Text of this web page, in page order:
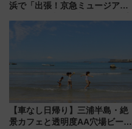
浜で「出張！京急ミュージア
ラリーや子ども制服撮影も
【車なし日帰り】三浦半島・絶
景カフェと透明度AA穴場ビーチ